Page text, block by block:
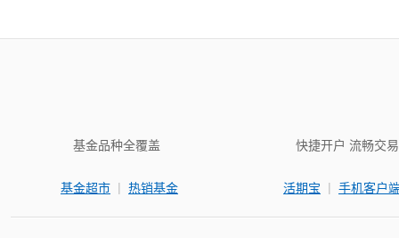
基金品种全覆盖
基金超市 | 热销基金
快捷开户 流畅交易
活期宝 | 手机客户